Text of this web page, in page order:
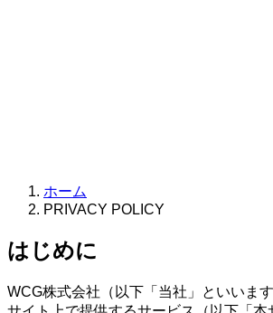
ホーム
PRIVACY POLICY
はじめに
WCG株式会社（以下「当社」といいま